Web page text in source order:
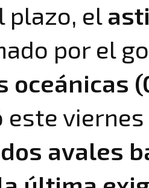
plazo, el
por el
oceánicas
este
dos avales